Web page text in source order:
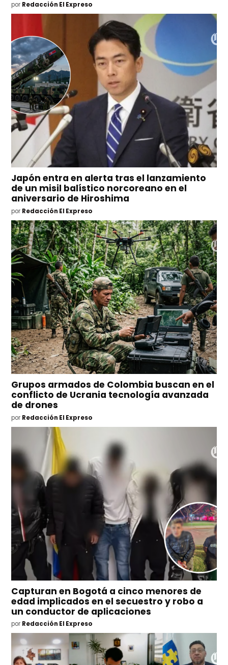
por Redacción El Expreso
Japón entra en alerta tras el lanzamiento
de un misil balístico norcoreano en el
aniversario de Hiroshima
por Redacción El Expreso
Grupos armados de Colombia buscan en el
conflicto de Ucrania tecnología avanzada
de drones
por Redacción El Expreso
Capturan en Bogotá a cinco menores de
edad implicados en el secuestro y robo a
un conductor de aplicaciones
por Redacción El Expreso